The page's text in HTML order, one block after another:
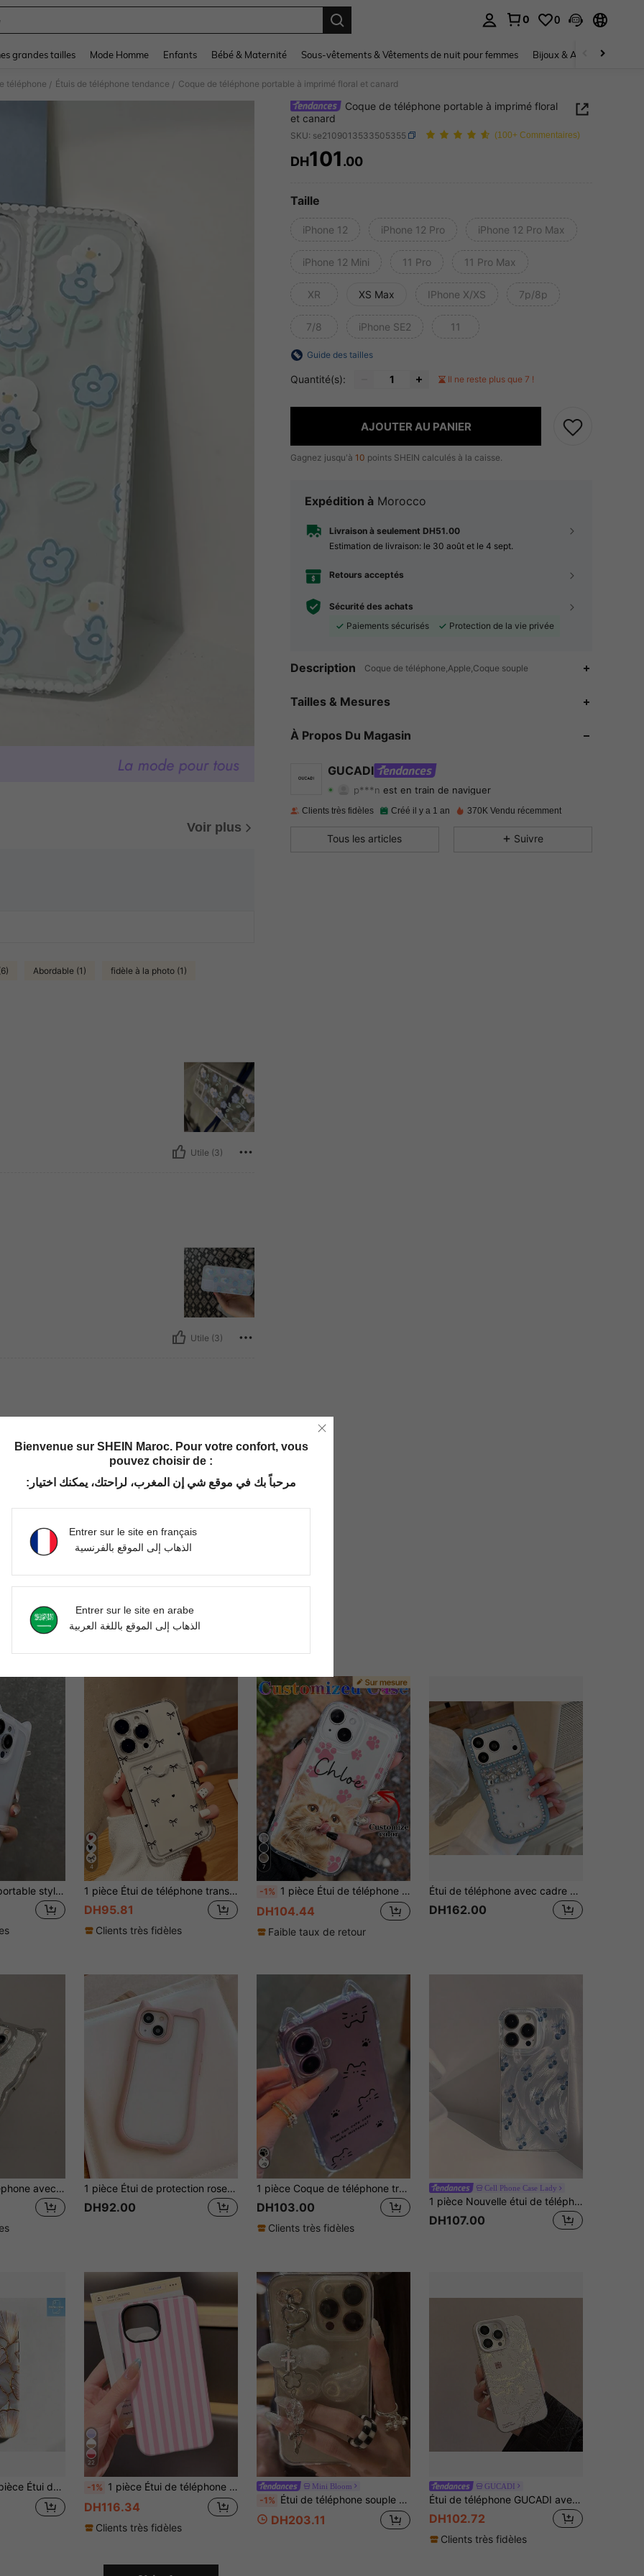
0 0
grandes tailles Mode Homme Enfants Bébé & Maternité Sous-vêtements & Vêtements de nuit pour femmes Bijoux & Accessoires pour
téléphone / Étuis de téléphone tendance / Coque de téléphone portable à imprimé floral et canard
Voir plus
Abordable (1) fidèle à la photo (1)
Utile (3)
Utile (3)
❤️❤️❤️❤️❤️
Coque de téléphone portable à imprimé floral
et canard
SKU: se2109013533505355 (100+ Commentaires)
PRICE AND AVAILABILITY
DH101.00
Taille
iPhone 12 iPhone 12 Pro iPhone 12 Pro Max
iPhone 12 Mini 11 Pro 11 Pro Max
XR XS Max IPhone X/XS 7p/8p
7/8 iPhone SE2 11
Guide des tailles
Quantité(s): Il ne reste plus que 7 !
AJOUTER AU PANIER
Gagnez jusqu'à 10 points SHEIN calculés à la caisse.
Expédition à Morocco
Livraison à seulement DH51.00
Estimation de livraison: le 30 août et le 4 sept.
Retours acceptés
Sécurité des achats
Paiements sécurisés
Protection de la vie privée
Description Coque de téléphone,Apple,Coque souple
Tailles & Mesures
À Propos Du Magasin
GUCADI
p***nest en train de naviguer
4.92 Evaluation 374Articles 50KSuiveurs
Clients très fidèles Créé il y a 1 an 370K Vendu récemment
Tous les articles Suivre
Étui de téléphone portable style oreille d'animal minimaliste mignon. Étui de téléphone transparent en forme d'oreille de chat compatible avec iPhone 17 Pro Max/17 Pro/17 Air/17/16 Pro Max/16/16 Pro/16 Plus/15/15 Pro Max/15 Pro/15 Plus/11/12/13/14 Pro Max/11 Pro/11 Pro Max/12 Pro/12 Pro Max/13 Pro/13 Pro Max/14 Pro/14 Pro Max/14 Plus. Étui souple créatif, cadeau d'anniversaire, étui de printemps
4
1 pièce Étui de téléphone transparent en TPU avec motif papillon & cœur, antichoc, protection intégrale du corps, compatible avec Apple 17, 16, 15, 14, 13, 12, 11 Pro Max, Air et séries
DH95.81
Clients très fidèles
7
-1% 1 pièce Étui de téléphone personnalisé avec éléments de chat rose mignon, photo d'animal de compagnie, empreinte de patte et texte de nom. Convient pour A14, A15, A13, A12, A55, A54, A21s, S21, S22, S23, S24 Ultra, 11, 12, 13, 14, 15, 16 Pro Max. Étuis de téléphone mignons, version internationale, pas la version domestique. Cadeau d'anniversaire de printemps, cadeau d'anniversaire pour lui
DH104.44
Faible taux de retour
Étui de téléphone avec cadre d'oreilles de chat strass, convient pour iPhone 17 Pro Max, 17 Nouveau, 16 Pro Max. Luxueux, anti-chute, élégant, style fille douce, couvercle de protection de téléphone
DH162.00
1 pièce Étui de téléphone avec design mignon de chat argenté 6D électrolytique, bord ondulé de dessin animé + coussin pailleté, compatible avec iPhone 17/17 Pro/17 Pro Max, 16/16 Pro/16 Plus/16 Pro Max, 7/8/7 Plus/8 Plus, X/XS/XR/XS Max, 11/11 Pro/11 Pro Max, 12/12 Pro/12 Pro Max, 13/13 Pro/13 Pro Max, 14/14 Pro/14 Plus/14 Pro Max, 15/15 Pro/15 Plus/15 Pro Max, cadeau d'anniversaire 1 pièce Étui de protection rose mignon en forme de chaton 2-en-1 / Étui de téléphone mignon en forme de chaton noir avec longue lanière , compatible avec Apple 17 Pro Max/16 Pro Max/15 Pro Max/17 Pro/16/15/14/13/12/11
DH92.00
1 pièce Coque de téléphone transparente en TPU avec motif de patte de chat et slogan en anglais, conception d'oreilles de chat avec coussin d'air anti-chute et découpes précises de 1,5 mm, avec dragonne compatible avec iPhone 17/17Pro/17AIR/17PROMAX/16E, 17E/16/16Pro/16PLUS/16Promax/15Promax/11/12/13/14/15Plus/15Pro/14Pro/13Pro, cadeau d'anniversaire de printemps
DH103.00
Clients très fidèles
Cell Phone Case Lady
1 pièce Nouvelle étui de téléphone à la mode style INS avec motif de cerise bleue, antichoc, aquarelle et nœud, compatible avec Apple 17 Pro Max/17 Air/16 Pro Max/15/14 Plus/13/12/11/XR/XS MAX/7/8 Plus, cadeau de printemps
DH107.00
17/17Pro, étui de téléphone de style coréen à la mode et intéressant, design élégant unisexe, cadeau idéal pour la petite amie pour Pâques, le printemps, l'anniversaire
22
-1% 1 pièce Étui de téléphone mode motif rayé rose minimaliste. Étui de téléphone filmstrip brillant 2-en-1 motif rayé minimaliste compatible avec Samsung/ 11/12/13/14/15/16/17 Pro Max. Cadeau de Pâques et de printemps
DH116.34
Clients très fidèles
Mini Bloom
-1% Étui de téléphone souple avec ailes pailletées 3D dans le style Kpop, compatible avec iPhone 17 16 Pro Max, 15 New, 14 Pro, 13, 12 Mini, 11 Pro, XS, protection intégrale antichoc
DH203.11
GUCADI
Étui de téléphone GUCADI avec motif dragon, yin et yang, auspicieux, compatible avec iPhone 15/14/13 Pro Max/12/11. Étui de style chinois avec gravure laser pour le Nouvel An. Étanche, antichoc, résistant aux rayures.
DH102.72
Clients très fidèles
Bienvenue sur SHEIN Maroc. Pour votre confort, vous
pouvez choisir de :
مرحباً بك في موقع شي إن المغرب، لراحتك، يمكنك اختيار:
Entrer sur le site en français
الذهاب إلى الموقع بالفرنسية
Entrer sur le site en arabe
الذهاب إلى الموقع باللغة العربية